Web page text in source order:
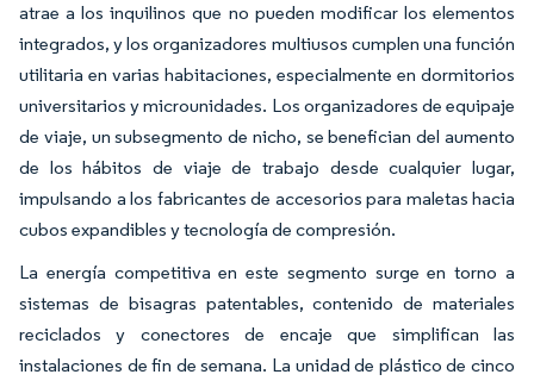
atrae a los inquilinos que no pueden modificar los elementos
integrados, y los organizadores multiusos cumplen una función
utilitaria en varias habitaciones, especialmente en dormitorios
universitarios y microunidades. Los organizadores de equipaje
de viaje, un subsegmento de nicho, se benefician del aumento
de los hábitos de viaje de trabajo desde cualquier lugar,
impulsando a los fabricantes de accesorios para maletas hacia
cubos expandibles y tecnología de compresión.
La energía competitiva en este segmento surge en torno a
sistemas de bisagras patentables, contenido de materiales
reciclados y conectores de encaje que simplifican las
instalaciones de fin de semana. La unidad de plástico de cinco